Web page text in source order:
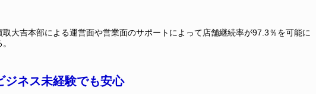
取大吉本部による運営面や営業面のサポートによって店舗継続率が97.3％を可能に
ジネス未経験でも安心